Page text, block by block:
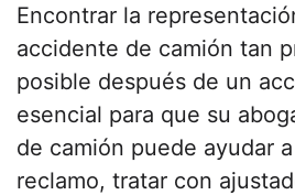
Encontrar la
accidente de camión tan
posible después de un
esencial para que su
de camión puede ayudar
reclamo, tratar con